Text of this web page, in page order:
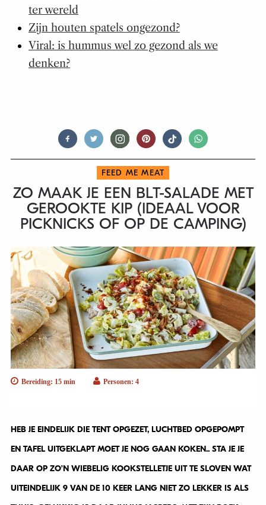
ter wereld
Zijn houten spatels ongezond?
Viral: is hummus wel zo gezond als we
denken?
FEED ME MEAT
ZO MAAK JE EEN BLT-SALADE MET
GEROOKTE KIP (IDEAAL VOOR
PICKNICKS OF OP DE CAMPING)
Bereiding: 15 min Personen: 4
HEB JE EINDELIJK DIE TENT OPGEZET, LUCHTBED OPGEPOMPT
EN TAFEL UITGEKLAPT MOET JE NOG GAAN KOKEN.. STA JE JE
DAAR OP ZO’N WIEBELIG KOOKSTELLETJE UIT TE SLOVEN WAT
UITEINDELIJK 9 VAN DE 10 KEER LANG NIET ZO LEKKER IS ALS